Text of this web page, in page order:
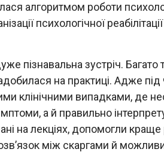
алгоритмом роботи
психологічної
пізнавальна зустріч. Багато
на практиці. Адже
клінічними випадками, де
а й правильно
на лекціях, допомогли краще
між скаргами й